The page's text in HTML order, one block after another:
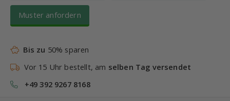
Muster anfordern
Bis zu 50% sparen
Vor 15 Uhr bestellt, am selben Tag versendet
+49 392 9267 8168